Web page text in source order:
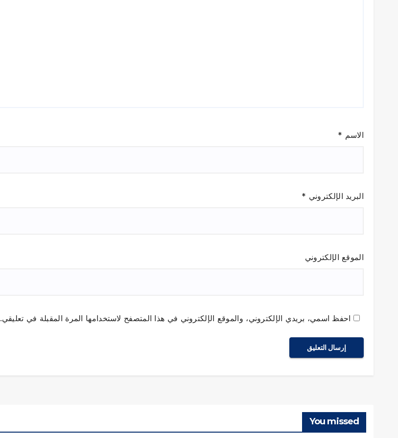
الاسم *
البريد الإلكتروني *
الموقع الإلكتروني
احفظ اسمي، بريدي الإلكتروني، والموقع الإلكتروني في هذا المتصفح لاستخدامها المرة المقبلة في تعليقي.
You missed